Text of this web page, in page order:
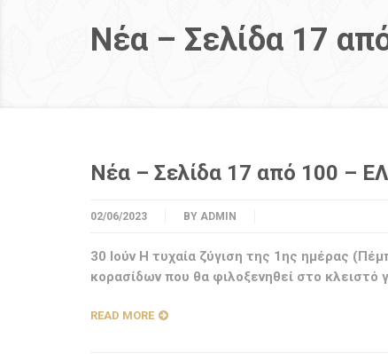
Νέα – Σελίδα 17
Νέα – Σελίδα 17 από 100 –
02/06/2023 BY ADMIN
30 Ιούν Η τυχαία ζύγιση της 1ης ημέρας
κορασίδων που θα φιλοξενηθεί στο κλειστό
READ MORE